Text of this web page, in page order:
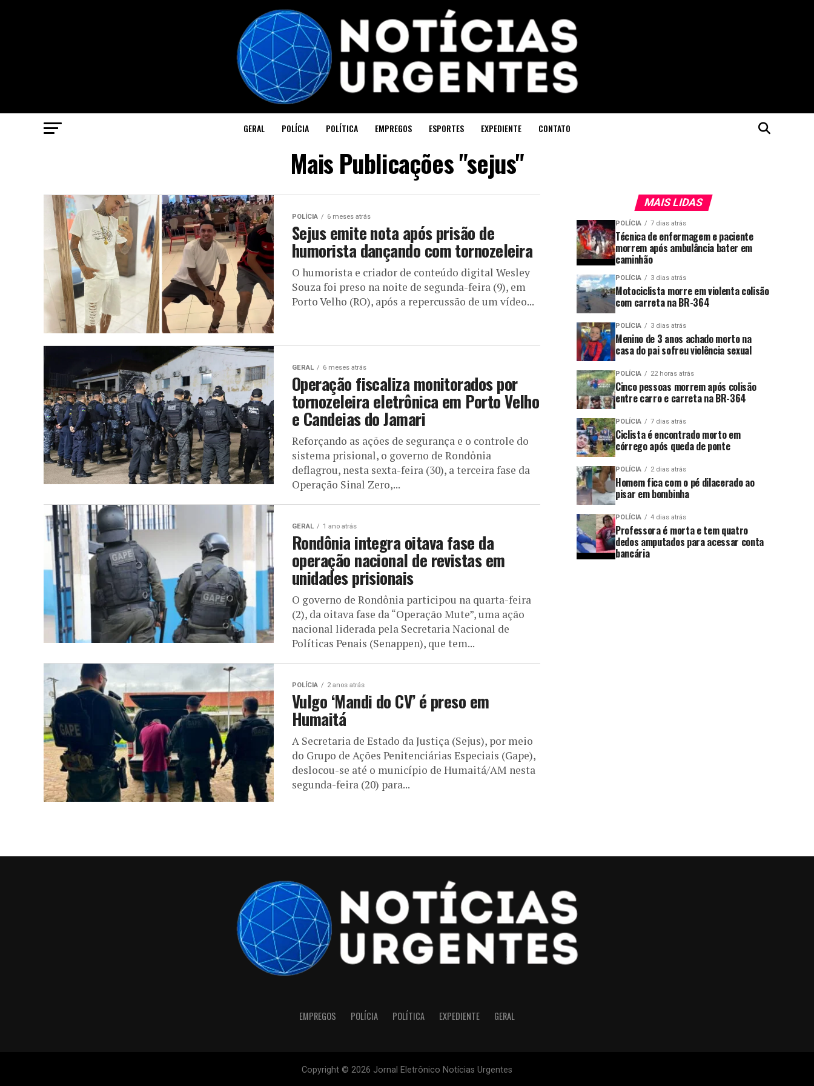
GERAL POLÍCIA POLÍTICA EMPREGOS ESPORTES EXPEDIENTE CONTATO
Mais Publicações "sejus"
POLÍCIA 6 meses atrás
Sejus emite nota após prisão de
humorista dançando com tornozeleira
O humorista e criador de conteúdo digital Wesley
Souza foi preso na noite de segunda-feira (9), em
Porto Velho (RO), após a repercussão de um vídeo...
GERAL 6 meses atrás
Operação fiscaliza monitorados por
tornozeleira eletrônica em Porto Velho
e Candeias do Jamari
Reforçando as ações de segurança e o controle do
sistema prisional, o governo de Rondônia
deflagrou, nesta sexta-feira (30), a terceira fase da
Operação Sinal Zero,...
GERAL 1 ano atrás
Rondônia integra oitava fase da
operação nacional de revistas em
unidades prisionais
O governo de Rondônia participou na quarta-feira
(2), da oitava fase da “Operação Mute”, uma ação
nacional liderada pela Secretaria Nacional de
Políticas Penais (Senappen), que tem...
POLÍCIA 2 anos atrás
Vulgo ‘Mandi do CV’ é preso em
Humaitá
A Secretaria de Estado da Justiça (Sejus), por meio
do Grupo de Ações Penitenciárias Especiais (Gape),
deslocou-se até o município de Humaitá/AM nesta
segunda-feira (20) para...
MAIS LIDAS
POLÍCIA 7 dias atrás
Técnica de enfermagem e paciente
morrem após ambulância bater em
caminhão
POLÍCIA 3 dias atrás
Motociclista morre em violenta colisão
com carreta na BR-364
POLÍCIA 3 dias atrás
Menino de 3 anos achado morto na
casa do pai sofreu violência sexual
POLÍCIA 22 horas atrás
Cinco pessoas morrem após colisão
entre carro e carreta na BR-364
POLÍCIA 7 dias atrás
Ciclista é encontrado morto em
córrego após queda de ponte
POLÍCIA 2 dias atrás
Homem fica com o pé dilacerado ao
pisar em bombinha
POLÍCIA 4 dias atrás
Professora é morta e tem quatro
dedos amputados para acessar conta
bancária
EMPREGOS POLÍCIA POLÍTICA EXPEDIENTE GERAL
Copyright © 2026 Jornal Eletrônico Notícias Urgentes